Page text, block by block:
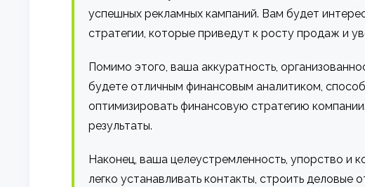
успешных рекламных кампаний. Вам будет
стратегии, которые приведут к росту продаж и
Помимо этого, ваша аккуратность,
будете отличным финансовым аналитиком,
оптимизировать финансовую стратегию
результаты.
Наконец, ваша целеустремленность, упорство и
легко устанавливать контакты, строить